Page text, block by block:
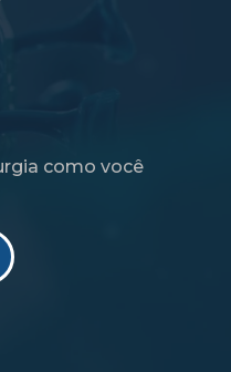
como você